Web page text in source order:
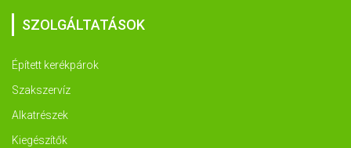
SZOLGÁLTATÁSOK
Épített kerékpárok
Szakszervíz
Alkatrészek
Kiegészítők